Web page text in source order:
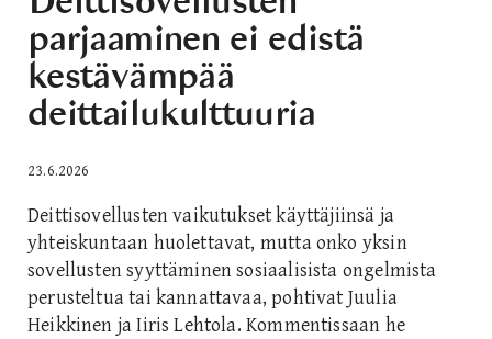
parjaaminen ei edistä
kestävämpää
deittailukulttuuria
23.6.2026
Deittisovellusten vaikutukset käyttäjiinsä ja
yhteiskuntaan huolettavat, mutta onko yksin
sovellusten syyttäminen sosiaalisista ongelmista
perusteltua tai kannattavaa, pohtivat Juulia
Heikkinen ja Iiris Lehtola. Kommentissaan he